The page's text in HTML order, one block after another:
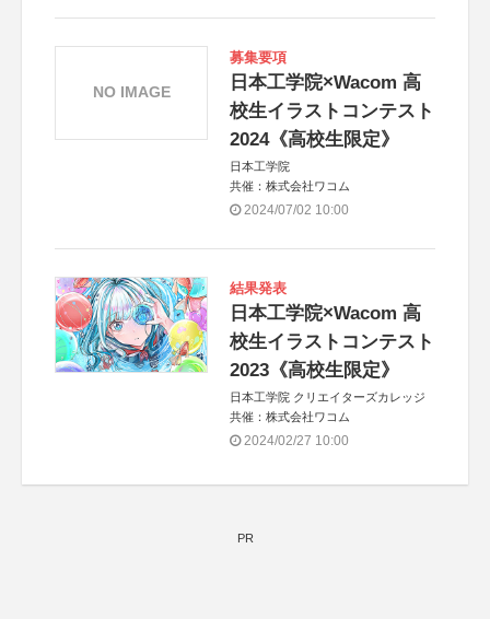
募集要項
日本工学院×Wacom 高
校生イラストコンテスト
2024《高校生限定》
日本工学院
共催：株式会社ワコム
2024/07/02 10:00
NO IMAGE
結果発表
日本工学院×Wacom 高
校生イラストコンテスト
2023《高校生限定》
日本工学院 クリエイターズカレッジ
共催：株式会社ワコム
2024/02/27 10:00
PR